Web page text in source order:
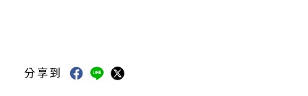
分享到